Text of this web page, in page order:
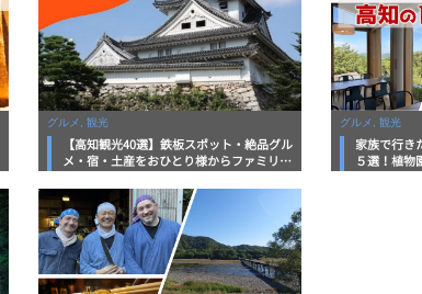
グルメ, 観光
【高知観光40選】鉄板スポット・絶品グル
メ・宿・土産をおひとり様からファミリー
グルメ, 観光
家族で行き
５選！植物